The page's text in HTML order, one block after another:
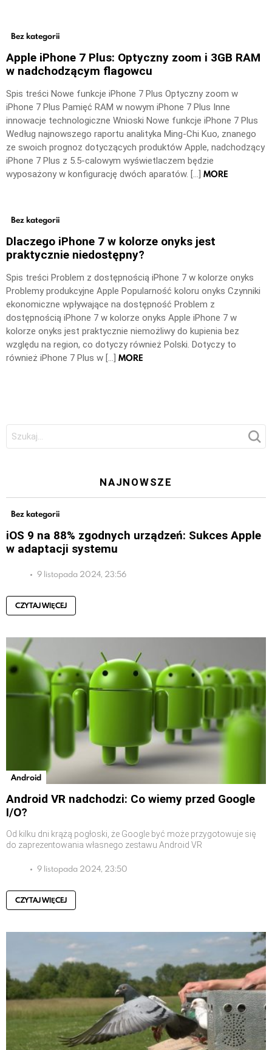
Bez kategorii
Apple iPhone 7 Plus: Optyczny zoom i 3GB RAM
w nadchodzącym flagowcu
Spis treści Nowe funkcje iPhone 7 Plus Optyczny zoom w
iPhone 7 Plus Pamięć RAM w nowym iPhone 7 Plus Inne
innowacje technologiczne Wnioski Nowe funkcje iPhone 7 Plus
Według najnowszego raportu analityka Ming-Chi Kuo, znanego
ze swoich prognoz dotyczących produktów Apple, nadchodzący
iPhone 7 Plus z 5.5-calowym wyświetlaczem będzie
wyposażony w konfigurację dwóch aparatów. […] MORE
Bez kategorii
Dlaczego iPhone 7 w kolorze onyks jest
praktycznie niedostępny?
Spis treści Problem z dostępnością iPhone 7 w kolorze onyks
Problemy produkcyjne Apple Popularność koloru onyks Czynniki
ekonomiczne wpływające na dostępność Problem z
dostępnością iPhone 7 w kolorze onyks Apple iPhone 7 w
kolorze onyks jest praktycznie niemożliwy do kupienia bez
względu na region, co dotyczy również Polski. Dotyczy to
również iPhone 7 Plus w […] MORE
Szukaj:
NAJNOWSZE
Bez kategorii
iOS 9 na 88% zgodnych urządzeń: Sukces Apple
w adaptacji systemu
9 listopada 2024, 23:56
CZYTAJ WIĘCEJ
Android
Android VR nadchodzi: Co wiemy przed Google
I/O?
Od kilku dni krążą pogłoski, że Google być może przygotowuje się
do zaprezentowania własnego zestawu Android VR
9 listopada 2024, 23:50
CZYTAJ WIĘCEJ